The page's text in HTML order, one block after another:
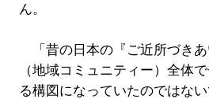
ん。
「昔の日本の『ご近所づき
（地域コミュニティー）全体
る構図になっていたのではない